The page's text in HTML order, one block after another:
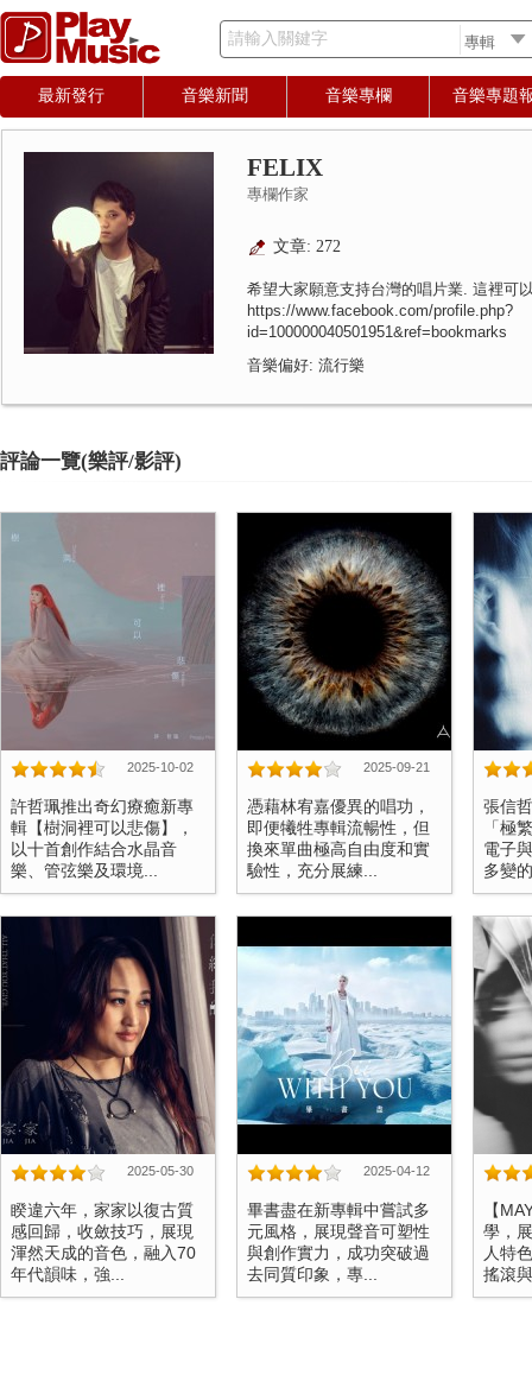
請輸入關鍵字
最新發行 音樂新聞 音樂專欄 音樂專題
FELIX
專欄作家
文章: 272
希望大家願意支持台灣的唱片業. 這裡可
https://www.facebook.com/profile.php?
id=100000040501951&ref=bookmarks
音樂偏好: 流行樂
評論一覽(樂評/影評)
2025-10-02
許哲珮推出奇幻療癒新專
輯【樹洞裡可以悲傷】，
以十首創作結合水晶音
樂、管弦樂及環境...
2025-09-21
憑藉林宥嘉優異的唱功，
即便犧牲專輯流暢性，但
換來單曲極高自由度和實
驗性，充分展練...
張信
「極
電子
多變
2025-05-30
睽違六年，家家以復古質
感回歸，收斂技巧，展現
渾然天成的音色，融入70
年代韻味，強...
2025-04-12
畢書盡在新專輯中嘗試多
元風格，展現聲音可塑性
與創作實力，成功突破過
去同質印象，專...
【
學，
人特
搖滾